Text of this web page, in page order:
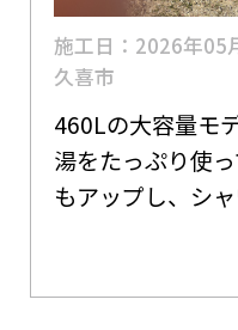
施工日：2026年05
久喜市
460Lの大容量モ
湯をたっぷり使
もアップし、シ